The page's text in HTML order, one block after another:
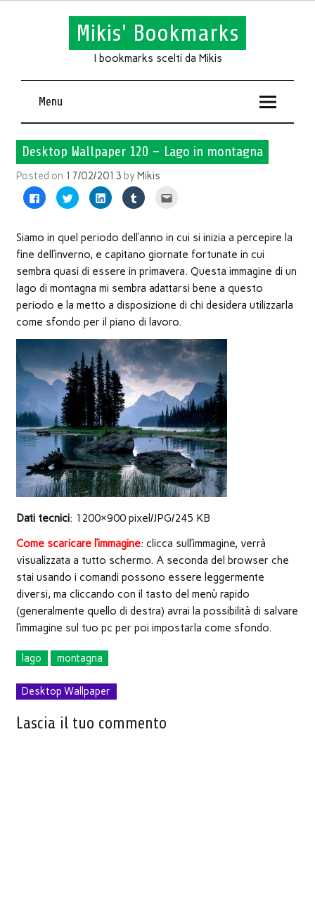
Mikis' Bookmarks
I bookmarks scelti da Mikis
Menu
Desktop Wallpaper 120 – Lago in montagna
Posted on 17/02/2013 byMikis
Fai
clic
Facebook
apre
una
nuova
finestra)
Fai
clic
su
Twitter
(Si
apre
in
nuova
finestra)
Fai
clic
su
(Si
apre
in
nuova
Fai
clic
su
(Si
apre
in
una
nuova
l'articolo
mail
un
amico
(Si
in
nuova
Siamo in quel periodo dell’anno in cui si inizia a percepire la
fine dell’inverno, e capitano giornate fortunate in cui
sembra quasi di essere in primavera. Questa immagine di un
lago di montagna mi sembra adattarsi bene a questo
periodo e la metto a disposizione di chi desidera utilizzarla
come sfondo per il piano di lavoro.
Dati tecnici: 1200×900 pixel/JPG/245 KB
Come scaricare l’immagine: clicca sull’immagine, verrà
visualizzata a tutto schermo. A seconda del browser che
stai usando i comandi possono essere leggermente
diversi, ma cliccando con il tasto del menù rapido
(generalmente quello di destra) avrai la possibilità di salvare
l’immagine sul tuo pc per poi impostarla come sfondo.
lago montagna
Desktop Wallpaper
Lascia il tuo commento